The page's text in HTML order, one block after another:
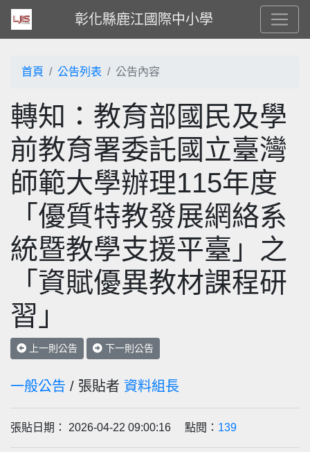
彰化縣鹿江國際中小學
首頁 公告列表 公告內容
轉知：教育部國民及學
前教育署委託國立臺灣
師範大學辦理115年度
「優質特教發展網絡系
統暨教學支援平臺」之
「資賦優異教材課程研
習」
上一則公告 下一則公告
一般公告 / 張貼者 資料組長
張貼日期： 2026-04-22 09:00:16 點閱： 139